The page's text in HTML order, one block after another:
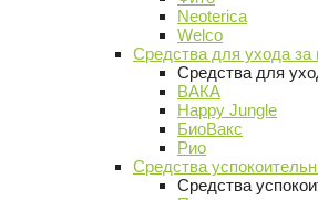
Neoterica
Welco
Средства для ухода за
Средства для
ВАКА
Happy Jungle
БиоВакс
Рио
Средства
Средства